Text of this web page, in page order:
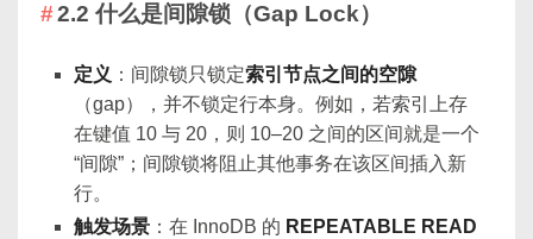
2.2 什么是间隙锁（Gap Lock）
定义 ：间隙锁只锁定索引节点之间的空隙
（gap），并不锁定行本身。例如，若索引上存
在键值 10 与 20，则 10–20 之间的区间就是一个
“间隙”；间隙锁将阻止其他事务在该区间插入新
行。
触发场景 ：在 InnoDB 的 REPEATABLE READ